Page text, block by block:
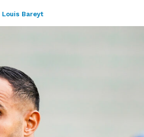
Louis Bareyt